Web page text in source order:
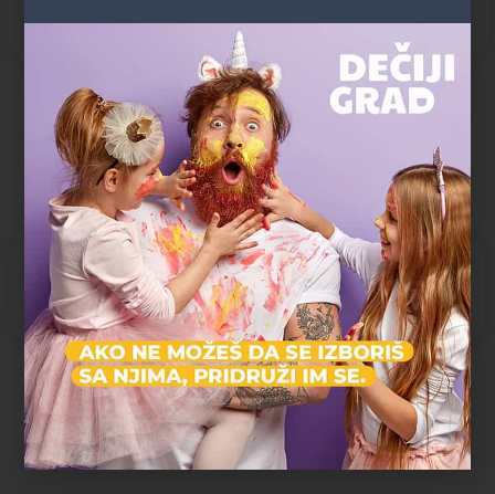
Instagram
Nema komentara.
Dodaj rezenciju
Morate bitiulogovanida biste ostavili komentar.